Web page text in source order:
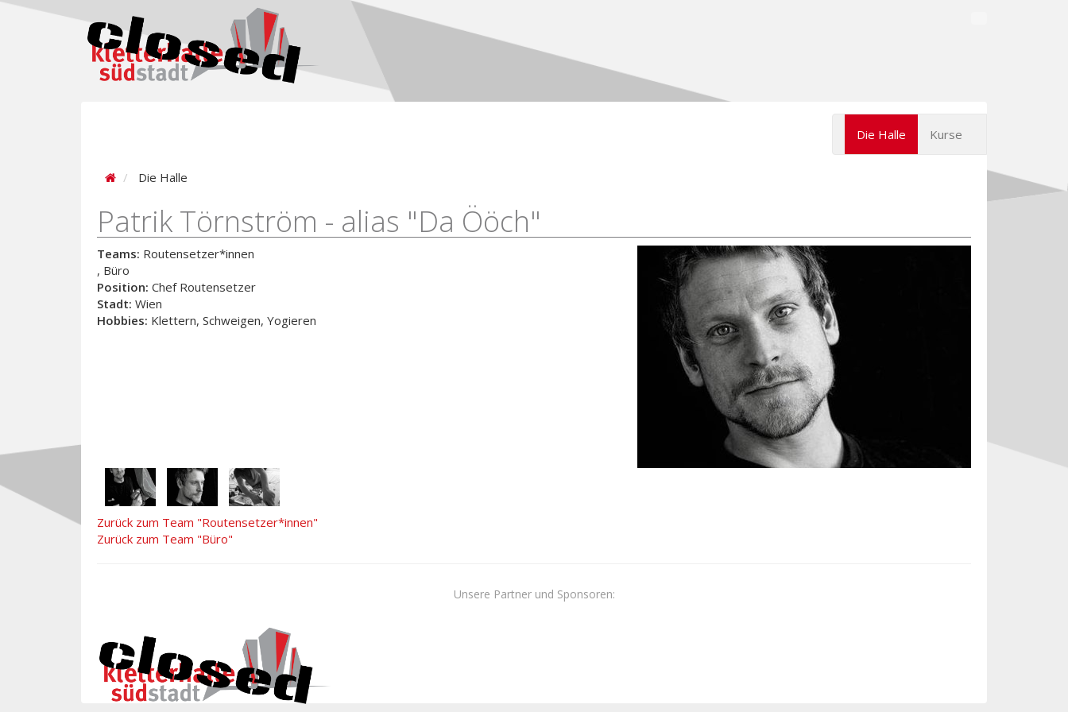
Die Halle Kurse
Die Halle
Patrik Törnström - alias "Da Ööch"
Teams: Routensetzer*innen
, Büro
Position: Chef Routensetzer
Stadt: Wien
Hobbies: Klettern, Schweigen, Yogieren
Zurück zum Team "Routensetzer*innen"
Zurück zum Team "Büro"
Unsere Partner und Sponsoren: